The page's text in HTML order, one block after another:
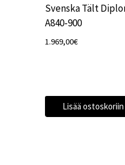
Svenska Tält
A840-900
1.969,00€
Lisää ostoskoriin